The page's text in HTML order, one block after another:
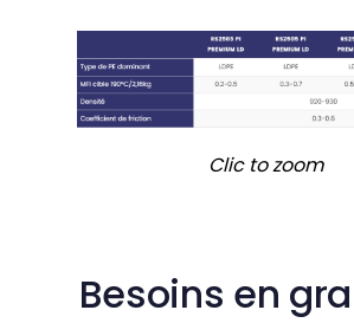
Clic to zoom
Besoins en